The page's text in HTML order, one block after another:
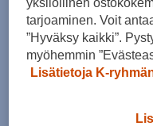
A. Rinnan ympärys
B. Vyötärön ympärys
D. jalan sisäpituus
tarjoaminen. Voit
”Hyväksy kaikki”.
myöhemmin
Lisätietoja K-